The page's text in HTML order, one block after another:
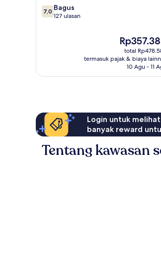
7.0
dari
7,0 Bagus
127 ulasan
Harga
sekarang
Rp357.384
total
termasuk pajak & biaya
10 Agu - 11
Login untuk
banyak reward
Tentang kawasan